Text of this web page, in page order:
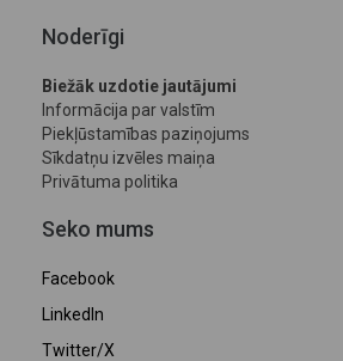
Noderīgi
Biežāk uzdotie jautājumi
Informācija par valstīm
Piekļūstamības paziņojums
Sīkdatņu izvēles maiņa
Privātuma politika
Seko mums
Facebook
LinkedIn
Twitter/X